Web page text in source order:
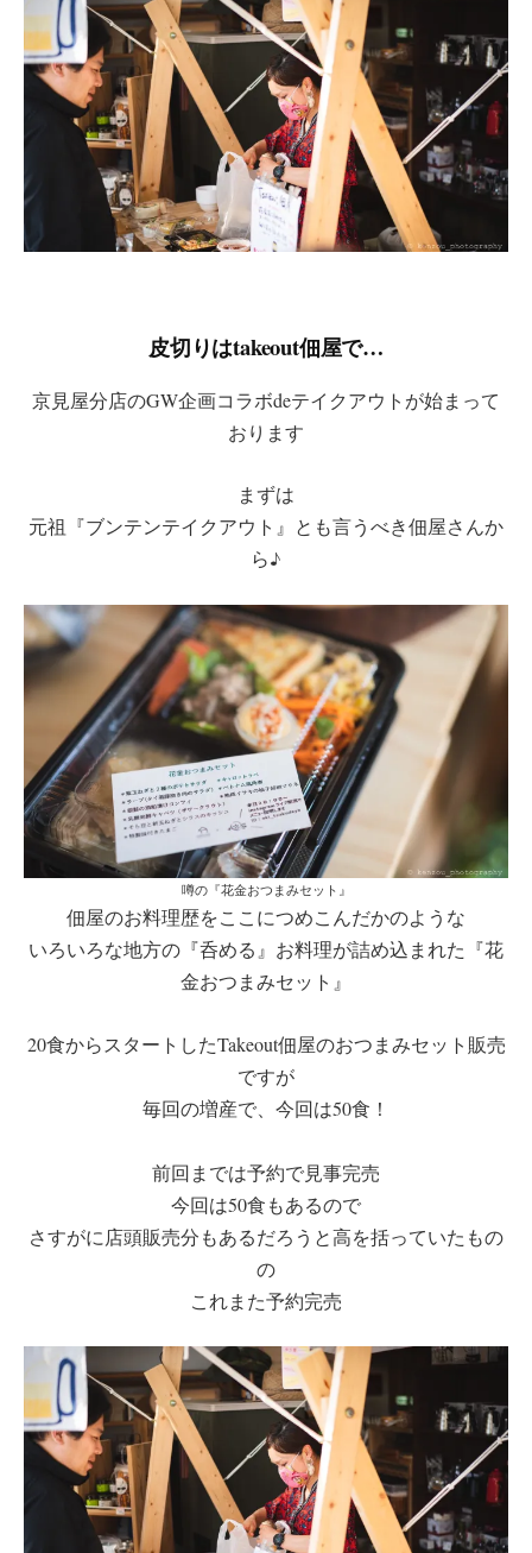
皮切りはtakeout佃屋で…
京見屋分店のGW企画コラボdeテイクアウトが始まって
おります
まずは
元祖『ブンテンテイクアウト』とも言うべき佃屋さんか
ら♪
噂の『花金おつまみセット』
佃屋のお料理歴をここにつめこんだかのような
いろいろな地方の『呑める』お料理が詰め込まれた『花
金おつまみセット』
20食からスタートしたTakeout佃屋のおつまみセット販売
ですが
毎回の増産で、今回は50食！
前回までは予約で見事完売
今回は50食もあるので
さすがに店頭販売分もあるだろうと高を括っていたもの
の
これまた予約完売